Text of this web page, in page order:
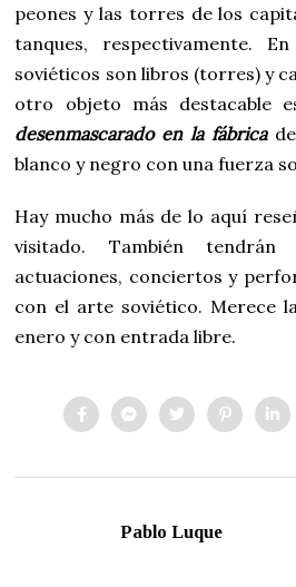
peones y las torres de los
tanques, respectivamente.
soviéticos son libros (torres) y
otro objeto más destacable
desenmascarado en la fábricade
blanco y negro con una fuerza
Hay mucho más de lo aquí
visitado. También tendrán
actuaciones, conciertos y
con el arte soviético. Merece
enero y con entrada libre.
Pablo Luque